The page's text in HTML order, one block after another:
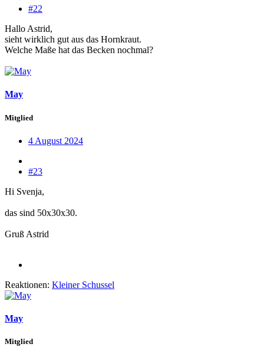
#22
Hallo Astrid,
sieht wirklich gut aus das Hornkraut.
Welche Maße hat das Becken nochmal?
May
Mitglied
4 August 2024
#23
Hi Svenja,
das sind 50x30x30.
Gruß Astrid
Reaktionen: Kleiner Schussel
May
Mitglied